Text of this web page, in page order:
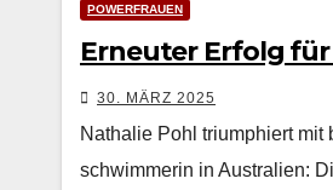
POWERFRAUEN
Erneuter Erfolg
30. MÄRZ 2025
Nathalie Pohl triumphiert mit
schwim­merin in Aus­tralien: